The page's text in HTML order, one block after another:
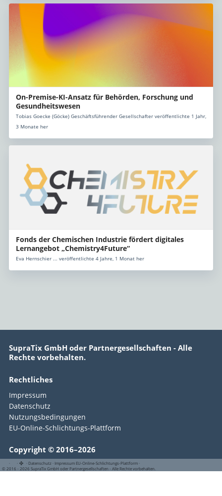
On-Premise-KI-Ansatz für Behörden, Forschung und
Gesundheitswesen
Tobias Goecke (Göcke) Geschäftsführender Gesellschafter veröffentlichte 1 Jahr,
3 Monate her
Fonds der Chemischen Industrie fördert digitales
Lernangebot „Chemistry4Future“
Eva Hernschier ... veröffentlichte 4 Jahre, 1 Monat her
SupraTix GmbH oder Partnergesellschaften - Alle
Rechte vorbehalten.
Rechtliches
Impressum
Datenschutz
Nutzungsbedingungen
EU-Online-Schlichtungs-Plattform
Copyright © 2016–2026
· · · Datenschutz · Impressum EU-Online-Schlichtungs-Plattform ·
© 2016 - 2026 SupraTix GmbH oder Partnergesellschaften - Alle Rechte vorbehalten.